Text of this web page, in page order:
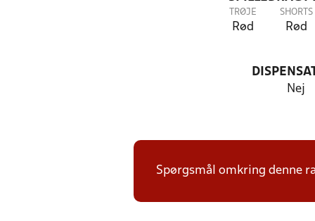
TRØJE
Rød
SHORTS
Rød
Nej
Spørgsmål omkring denne